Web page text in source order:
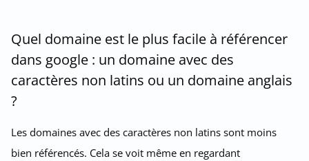
Quel domaine est le plus facile à référencer
dans google : un domaine avec des
caractères non latins ou un domaine anglais
?
Les domaines avec des caractères non latins sont moins
bien référencés. Cela se voit même en regardant